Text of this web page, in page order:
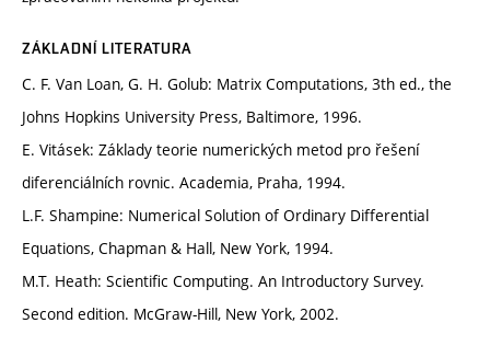
ZÁKLADNÍ LITERATURA
C. F. Van Loan, G. H. Golub: Matrix Computations, 3th ed., the
Johns Hopkins University Press, Baltimore, 1996.
E. Vitásek: Základy teorie numerických metod pro řešení
diferenciálních rovnic. Academia, Praha, 1994.
L.F. Shampine: Numerical Solution of Ordinary Differential
Equations, Chapman & Hall, New York, 1994.
M.T. Heath: Scientific Computing. An Introductory Survey.
Second edition. McGraw-Hill, New York, 2002.